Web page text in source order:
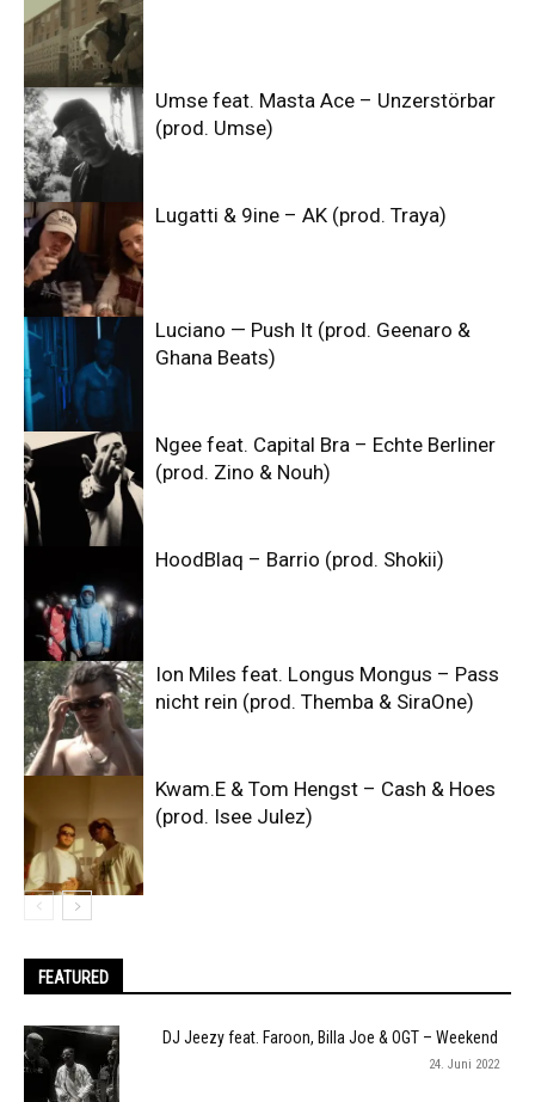
Umse feat. Masta Ace – Unzerstörbar
(prod. Umse)
Lugatti & 9ine – AK (prod. Traya)
Luciano — Push It (prod. Geenaro &
Ghana Beats)
Ngee feat. Capital Bra – Echte Berliner
(prod. Zino & Nouh)
HoodBlaq – Barrio (prod. Shokii)
Ion Miles feat. Longus Mongus – Pass
nicht rein (prod. Themba & SiraOne)
Kwam.E & Tom Hengst – Cash & Hoes
(prod. Isee Julez)
FEATURED
DJ Jeezy feat. Faroon, Billa Joe & OGT – Weekend
24. Juni 2022